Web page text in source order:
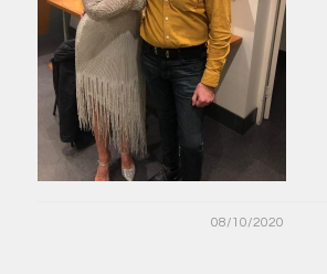
08/10/2020